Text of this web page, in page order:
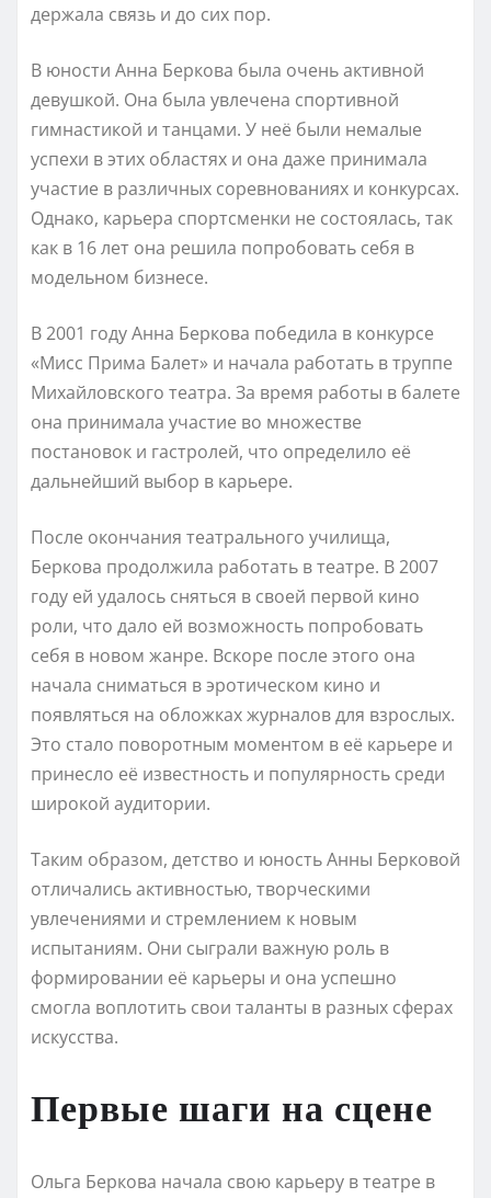
держала связь и до сих пор.
В юности Анна Беркова была очень активной
девушкой. Она была увлечена спортивной
гимнастикой и танцами. У неё были немалые
успехи в этих областях и она даже принимала
участие в различных соревнованиях и конкурсах.
Однако, карьера спортсменки не состоялась, так
как в 16 лет она решила попробовать себя в
модельном бизнесе.
В 2001 году Анна Беркова победила в конкурсе
«Мисс Прима Балет» и начала работать в труппе
Михайловского театра. За время работы в балете
она принимала участие во множестве
постановок и гастролей, что определило её
дальнейший выбор в карьере.
После окончания театрального училища,
Беркова продолжила работать в театре. В 2007
году ей удалось сняться в своей первой кино
роли, что дало ей возможность попробовать
себя в новом жанре. Вскоре после этого она
начала сниматься в эротическом кино и
появляться на обложках журналов для взрослых.
Это стало поворотным моментом в её карьере и
принесло её известность и популярность среди
широкой аудитории.
Таким образом, детство и юность Анны Берковой
отличались активностью, творческими
увлечениями и стремлением к новым
испытаниям. Они сыграли важную роль в
формировании её карьеры и она успешно
смогла воплотить свои таланты в разных сферах
искусства.
Первые шаги на сцене
Ольга Беркова начала свою карьеру в театре в